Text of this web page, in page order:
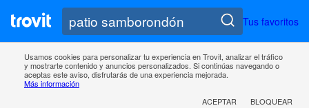
Tus favoritos
Usamos cookies para personalizar tu experiencia en Trovit, analizar el tráfico
y mostrarte contenido y anuncios personalizados. Si continúas navegando o
aceptas este aviso, disfrutarás de una experiencia mejorada.
Más información
ACEPTAR
BLOQUEAR